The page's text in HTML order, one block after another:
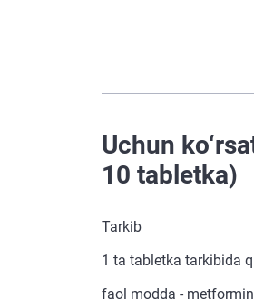
Uchun
10 tabletka)
Tarkib
1 ta tabletka tarkibida
faol modda -